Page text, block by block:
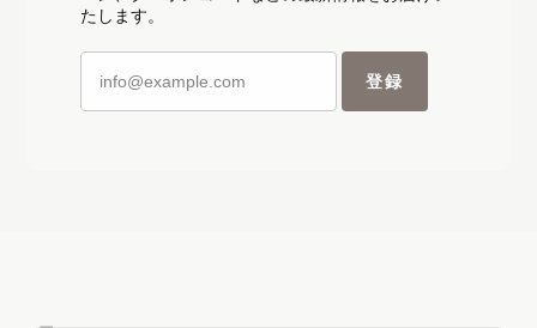
たします。
登録